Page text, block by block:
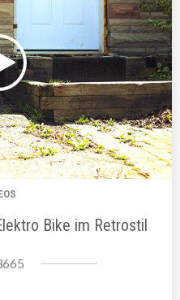
Bike im Retrostil